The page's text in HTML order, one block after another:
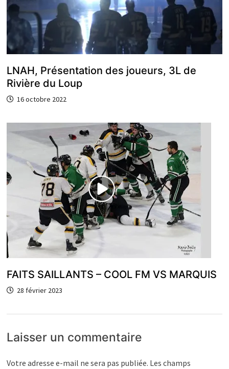
LNAH, Présentation des joueurs, 3L de
Rivière du Loup
16 octobre 2022
FAITS SAILLANTS – COOL FM VS MARQUIS
28 février 2023
Laisser un commentaire
Votre adresse e-mail ne sera pas publiée. Les champs